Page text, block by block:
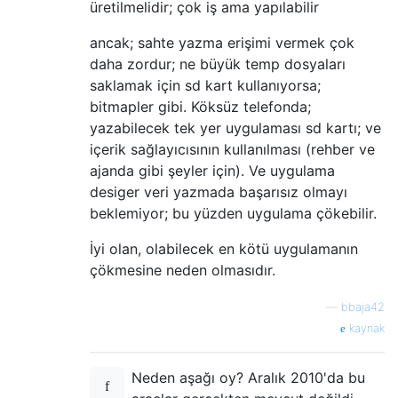
üretilmelidir; çok iş ama yapılabilir
ancak; sahte yazma erişimi vermek çok
daha zordur; ne büyük temp dosyaları
saklamak için sd kart kullanıyorsa;
bitmapler gibi. Köksüz telefonda;
yazabilecek tek yer uygulaması sd kartı; ve
içerik sağlayıcısının kullanılması (rehber ve
ajanda gibi şeyler için). Ve uygulama
desiger veri yazmada başarısız olmayı
beklemiyor; bu yüzden uygulama çökebilir.
İyi olan, olabilecek en kötü uygulamanın
çökmesine neden olmasıdır.
bbaja42
kaynak
Neden aşağı oy? Aralık 2010'da bu